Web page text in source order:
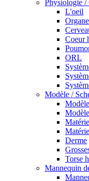
Physiologie /
L'oeil
Coeur
ORL
Modèle /
Derme
Torse
Mannequin